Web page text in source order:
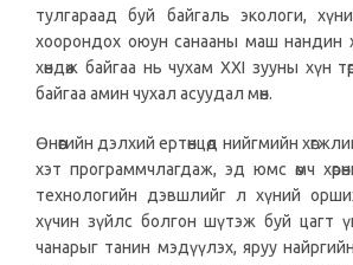
тулгараад буй байгаль экологи,
хоорондох оюун санааны маш нандин
хөндөж байгаа нь чухам XXI зууны хүн
байгаа амин чухал асуудал мөн.
Өнөөгийн дэлхий ертөнцөд нийгмийн
хэт программчлагдаж, эд юмс өмч
технологийн дэвшлийг л хүний
хүчин зүйлс болгон шүтэж буй цагт
чанарыг танин мэдүүлэх, яруу